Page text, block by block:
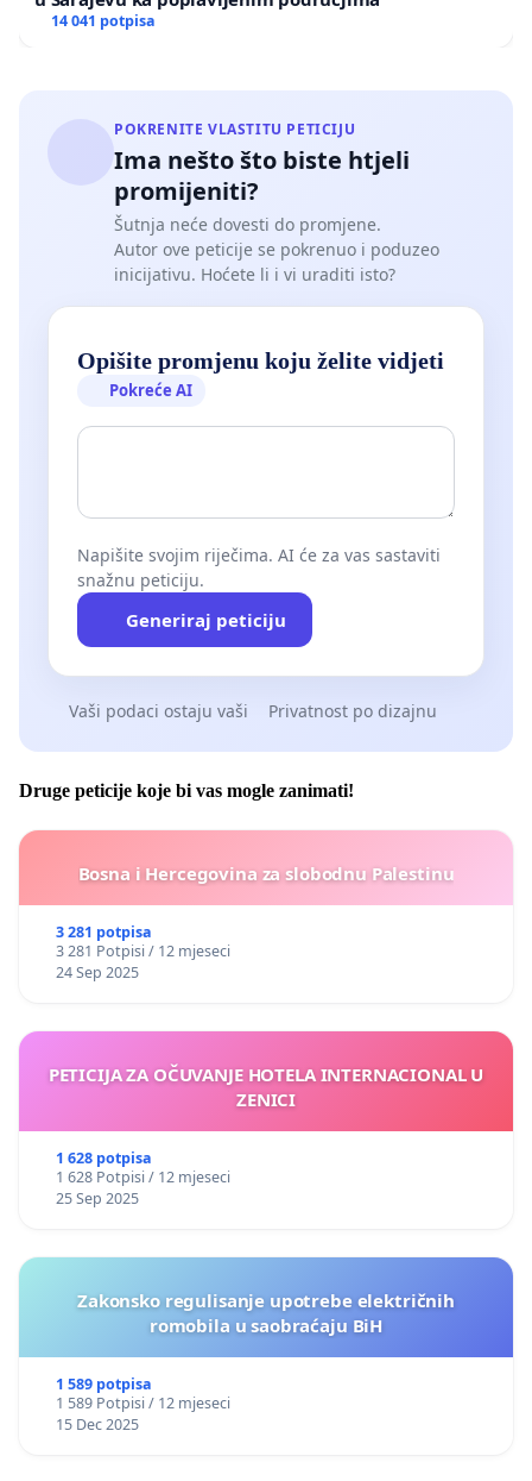
14 041 potpisa
POKRENITE VLASTITU PETICIJU
Ima nešto što biste htjeli
promijeniti?
Šutnja neće dovesti do promjene.
Autor ove peticije se pokrenuo i poduzeo
inicijativu. Hoćete li i vi uraditi isto?
Opišite promjenu koju želite vidjeti
Pokreće AI
Napišite svojim riječima. AI će za vas sastaviti
snažnu peticiju.
Generiraj peticiju
Vaši podaci ostaju vaši Privatnost po dizajnu
Druge peticije koje bi vas mogle zanimati!
Bosna i Hercegovina za slobodnu Palestinu
3 281 potpisa
3 281 Potpisi / 12 mjeseci
24 Sep 2025
PETICIJA ZA OČUVANJE HOTELA INTERNACIONAL U
ZENICI
1 628 potpisa
1 628 Potpisi / 12 mjeseci
25 Sep 2025
Zakonsko regulisanje upotrebe električnih
romobila u saobraćaju BiH
1 589 potpisa
1 589 Potpisi / 12 mjeseci
15 Dec 2025